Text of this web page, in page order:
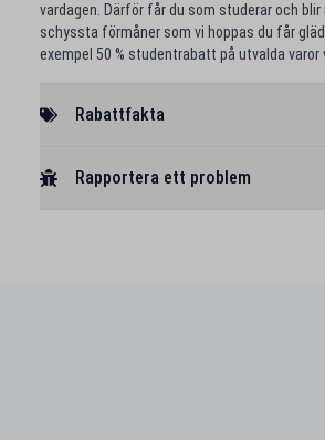
vardagen. Därför får du som studerar och blir
schyssta förmåner som vi hoppas du får
exempel 50 % studentrabatt på utvalda varor
Rabattfakta
Rapportera ett problem